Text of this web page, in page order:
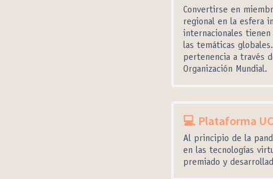
Convertirse en
regional en la esfera
internacionales
las temáticas
pertenencia a través de
Organización Mundial.
💻 Plataforma
Al principio de la
en las tecnologías
premiado y